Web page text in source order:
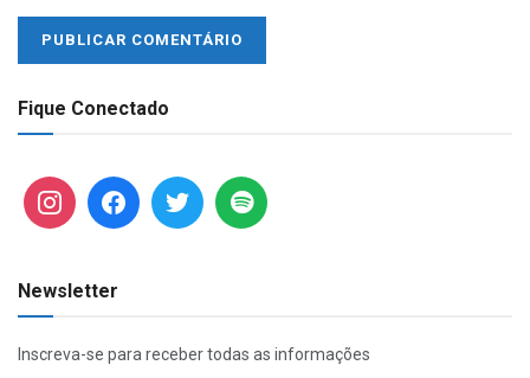
Fique Conectado
Newsletter
Inscreva-se para receber todas as informações